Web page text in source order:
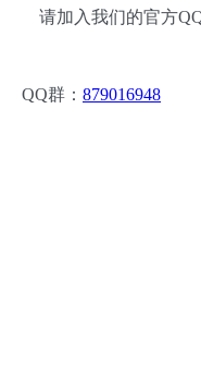
请加入我们的官方
QQ群： 879016948